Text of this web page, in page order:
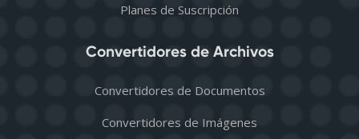
Planes de Suscripción
Convertidores de Archivos
Convertidores de Documentos
Convertidores de Imágenes